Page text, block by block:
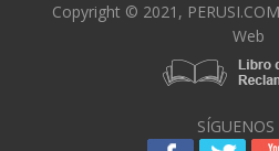
Copyright © 2021,
Web
SÍGUENOS